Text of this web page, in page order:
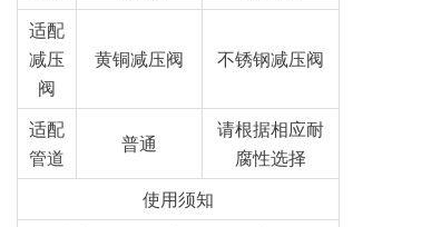
适配
减压
阀
黄铜减压阀 不锈钢减压阀
适配
管道
普通
请根据相应耐
腐性选择
使用须知